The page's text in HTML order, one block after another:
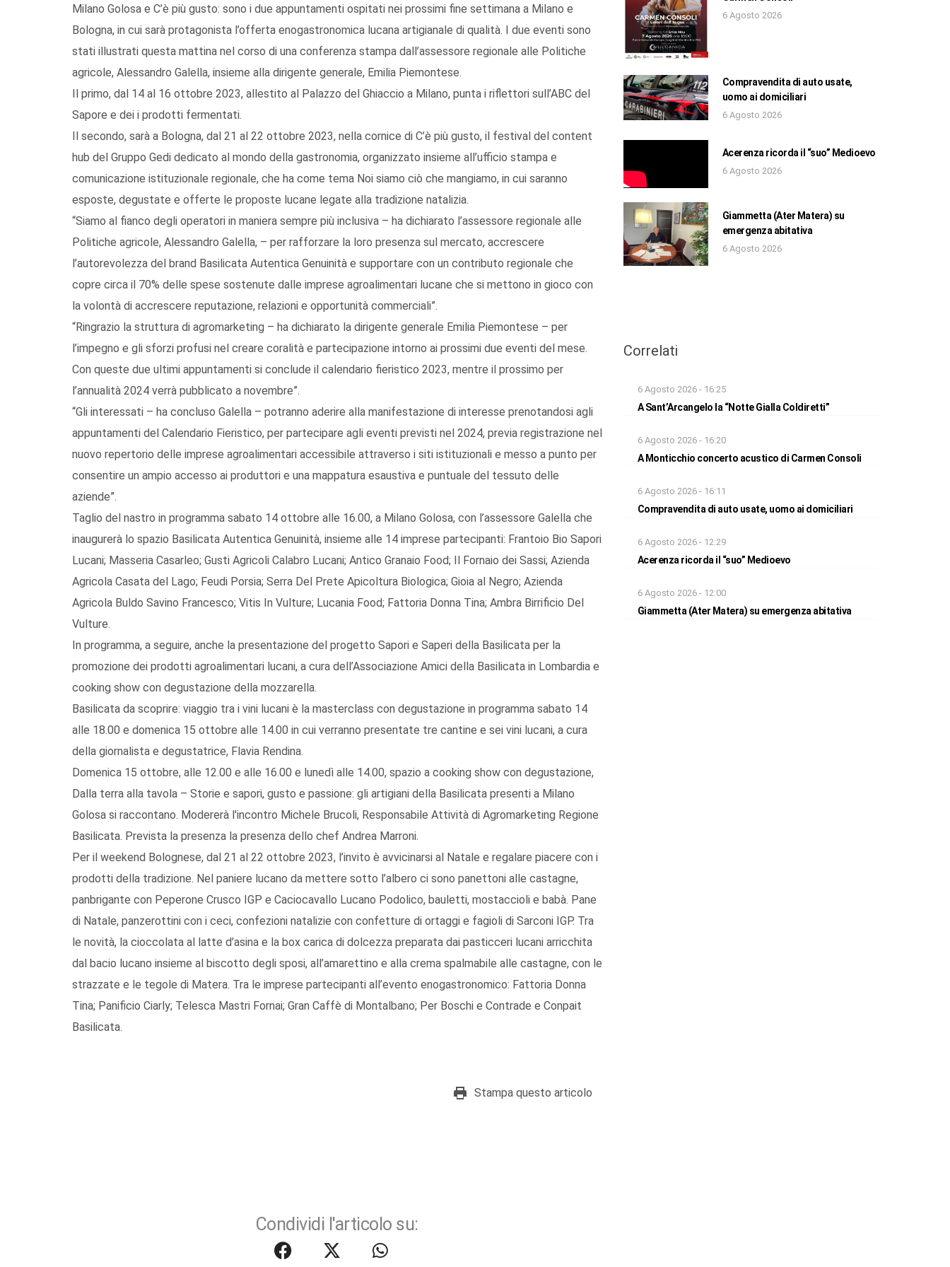
Milano Golosa e C’è più gusto: sono i due appuntamenti ospitati nei prossimi fine settimana a Milano e
Bologna, in cui sarà protagonista l’offerta enogastronomica lucana artigianale di qualità. I due eventi sono
stati illustrati questa mattina nel corso di una conferenza stampa dall’assessore regionale alle Politiche
agricole, Alessandro Galella, insieme alla dirigente generale, Emilia Piemontese.
Il primo, dal 14 al 16 ottobre 2023, allestito al Palazzo del Ghiaccio a Milano, punta i riflettori sull’ABC del
Sapore e dei i prodotti fermentati.
Il secondo, sarà a Bologna, dal 21 al 22 ottobre 2023, nella cornice di C’è più gusto, il festival del content
hub del Gruppo Gedi dedicato al mondo della gastronomia, organizzato insieme all’ufficio stampa e
comunicazione istituzionale regionale, che ha come tema Noi siamo ciò che mangiamo, in cui saranno
esposte, degustate e offerte le proposte lucane legate alla tradizione natalizia.
“Siamo al fianco degli operatori in maniera sempre più inclusiva – ha dichiarato l’assessore regionale alle
Politiche agricole, Alessandro Galella, – per rafforzare la loro presenza sul mercato, accrescere
l’autorevolezza del brand Basilicata Autentica Genuinità e supportare con un contributo regionale che
copre circa il 70% delle spese sostenute dalle imprese agroalimentari lucane che si mettono in gioco con
la volontà di accrescere reputazione, relazioni e opportunità commerciali”.
“Ringrazio la struttura di agromarketing – ha dichiarato la dirigente generale Emilia Piemontese – per
l’impegno e gli sforzi profusi nel creare coralità e partecipazione intorno ai prossimi due eventi del mese.
Con queste due ultimi appuntamenti si conclude il calendario fieristico 2023, mentre il prossimo per
l’annualità 2024 verrà pubblicato a novembre”.
“Gli interessati – ha concluso Galella – potranno aderire alla manifestazione di interesse prenotandosi agli
appuntamenti del Calendario Fieristico, per partecipare agli eventi previsti nel 2024, previa registrazione nel
nuovo repertorio delle imprese agroalimentari accessibile attraverso i siti istituzionali e messo a punto per
consentire un ampio accesso ai produttori e una mappatura esaustiva e puntuale del tessuto delle
aziende”.
Taglio del nastro in programma sabato 14 ottobre alle 16.00, a Milano Golosa, con l’assessore Galella che
inaugurerà lo spazio Basilicata Autentica Genuinità, insieme alle 14 imprese partecipanti: Frantoio Bio Sapori
Lucani; Masseria Casarleo; Gusti Agricoli Calabro Lucani; Antico Granaio Food; Il Fornaio dei Sassi; Azienda
Agricola Casata del Lago; Feudi Porsia; Serra Del Prete Apicoltura Biologica; Gioia al Negro; Azienda
Agricola Buldo Savino Francesco; Vitis In Vulture; Lucania Food; Fattoria Donna Tina; Ambra Birrificio Del
Vulture.
In programma, a seguire, anche la presentazione del progetto Sapori e Saperi della Basilicata per la
promozione dei prodotti agroalimentari lucani, a cura dell’Associazione Amici della Basilicata in Lombardia e
cooking show con degustazione della mozzarella.
Basilicata da scoprire: viaggio tra i vini lucani è la masterclass con degustazione in programma sabato 14
alle 18.00 e domenica 15 ottobre alle 14.00 in cui verranno presentate tre cantine e sei vini lucani, a cura
della giornalista e degustatrice, Flavia Rendina.
Domenica 15 ottobre, alle 12.00 e alle 16.00 e lunedì alle 14.00, spazio a cooking show con degustazione,
Dalla terra alla tavola – Storie e sapori, gusto e passione: gli artigiani della Basilicata presenti a Milano
Golosa si raccontano. Modererà l'incontro Michele Brucoli, Responsabile Attività di Agromarketing Regione
Basilicata. Prevista la presenza la presenza dello chef Andrea Marroni.
Per il weekend Bolognese, dal 21 al 22 ottobre 2023, l’invito è avvicinarsi al Natale e regalare piacere con i
prodotti della tradizione. Nel paniere lucano da mettere sotto l’albero ci sono panettoni alle castagne,
panbrigante con Peperone Crusco IGP e Caciocavallo Lucano Podolico, bauletti, mostaccioli e babà. Pane
di Natale, panzerottini con i ceci, confezioni natalizie con confetture di ortaggi e fagioli di Sarconi IGP. Tra
le novità, la cioccolata al latte d’asina e la box carica di dolcezza preparata dai pasticceri lucani arricchita
dal bacio lucano insieme al biscotto degli sposi, all’amarettino e alla crema spalmabile alle castagne, con le
strazzate e le tegole di Matera. Tra le imprese partecipanti all’evento enogastronomico: Fattoria Donna
Tina; Panificio Ciarly; Telesca Mastri Fornai; Gran Caffè di Montalbano; Per Boschi e Contrade e Conpait
Basilicata.
Stampa questo articolo
Condividi l'articolo su:
6 Agosto 2026
Compravendita di auto usate,
uomo ai domiciliari
6 Agosto 2026
Acerenza ricorda il “suo” Medioevo
6 Agosto 2026
Giammetta (Ater Matera) su
emergenza abitativa
6 Agosto 2026
Correlati
6 Agosto 2026 - 16:25
A Sant’Arcangelo la “Notte Gialla Coldiretti”
6 Agosto 2026 - 16:20
A Monticchio concerto acustico di Carmen Consoli
6 Agosto 2026 - 16:11
Compravendita di auto usate, uomo ai domiciliari
6 Agosto 2026 - 12:29
Acerenza ricorda il “suo” Medioevo
6 Agosto 2026 - 12:00
Giammetta (Ater Matera) su emergenza abitativa